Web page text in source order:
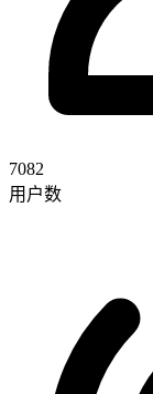
7082
用户数